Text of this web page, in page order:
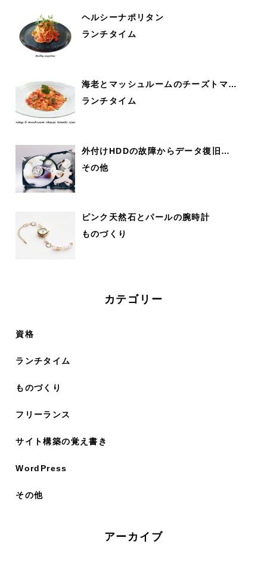
ヘルシーナポリタン
ランチタイム
海老とマッシュルームのチーズトマ…
ランチタイム
外付けHDDの故障からデータ復旧…
その他
ピンク天然石とパールの腕時計
ものづくり
カテゴリー
資格
ランチタイム
ものづくり
フリーランス
サイト構築の覚え書き
WordPress
その他
アーカイブ